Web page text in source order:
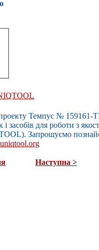
Темпус № 159161-
засобів для роботи з
Запрошуємо
Наступна >